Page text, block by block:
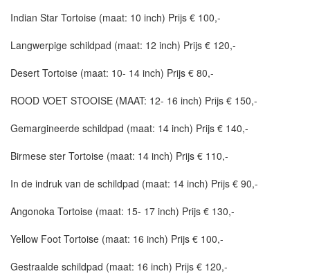
Indian Star Tortoise (maat: 10 inch) Prijs € 100,-
Langwerpige schildpad (maat: 12 inch) Prijs € 120,-
Desert Tortoise (maat: 10- 14 inch) Prijs € 80,-
ROOD VOET STOOISE (MAAT: 12- 16 inch) Prijs € 150,-
Gemargineerde schildpad (maat: 14 inch) Prijs € 140,-
Birmese ster Tortoise (maat: 14 inch) Prijs € 110,-
In de indruk van de schildpad (maat: 14 inch) Prijs € 90,-
Angonoka Tortoise (maat: 15- 17 inch) Prijs € 130,-
Yellow Foot Tortoise (maat: 16 inch) Prijs € 100,-
Gestraalde schildpad (maat: 16 inch) Prijs € 120,-